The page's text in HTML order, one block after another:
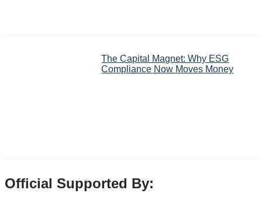
The Capital Magnet: Why ESG
Compliance Now Moves Money
Official Supported By: